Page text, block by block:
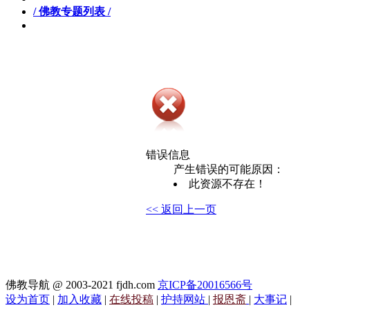
/ 佛教专题列表 /
错误信息
产生错误的可能原因：
此资源不存在！
<< 返回上一页
佛教导航 @ 2003-2021 fjdh.com 京ICP备20016566号
设为首页 | 加入收藏 | 在线投稿 | 护持网站 | 报恩斋 | 大事记 |